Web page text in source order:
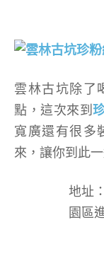
雲林古坑除了
點，這次來到
寬廣還有很多
來，讓你到此
地址
園區